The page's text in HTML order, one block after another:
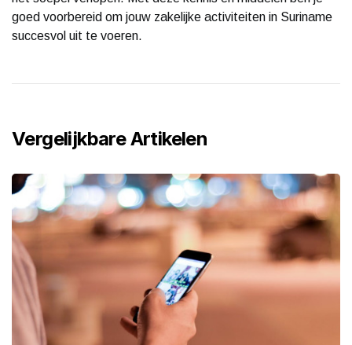
goed voorbereid om jouw zakelijke activiteiten in Suriname
succesvol uit te voeren.
Vergelijkbare Artikelen